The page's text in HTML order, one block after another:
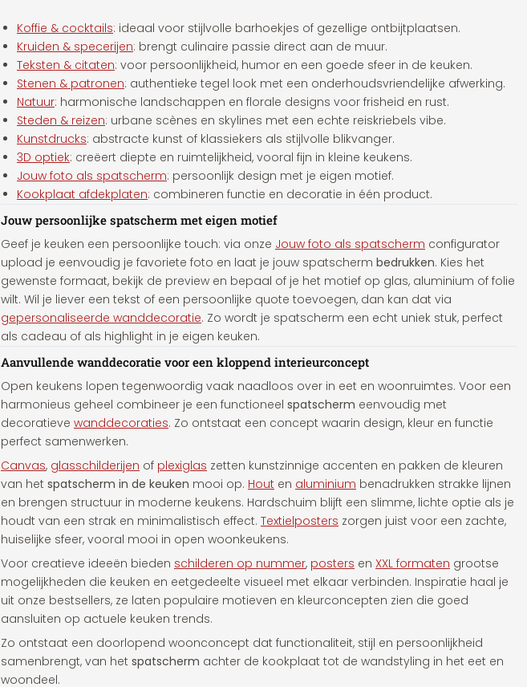
Koffie & cocktails: ideaal voor stijlvolle barhoekjes of gezellige ontbijtplaatsen.
Kruiden & specerijen: brengt culinaire passie direct aan de muur.
Teksten & citaten: voor persoonlijkheid, humor en een goede sfeer in de keuken.
Stenen & patronen: authentieke tegel look met een onderhoudsvriendelijke afwerking.
Natuur: harmonische landschappen en florale designs voor frisheid en rust.
Steden & reizen: urbane scènes en skylines met een echte reiskriebels vibe.
Kunstdrucks: abstracte kunst of klassiekers als stijlvolle blikvanger.
3D optiek: creëert diepte en ruimtelijkheid, vooral fijn in kleine keukens.
Jouw foto als spatscherm: persoonlijk design met je eigen motief.
Kookplaat afdekplaten: combineren functie en decoratie in één product.
Jouw persoonlijke spatscherm met eigen motief
Geef je keuken een persoonlijke touch: via onze Jouw foto als spatscherm configurator
upload je eenvoudig je favoriete foto en laat je jouw spatscherm bedrukken. Kies het
gewenste formaat, bekijk de preview en bepaal of je het motief op glas, aluminium of folie
wilt. Wil je liever een tekst of een persoonlijke quote toevoegen, dan kan dat via
gepersonaliseerde wanddecoratie. Zo wordt je spatscherm een echt uniek stuk, perfect
als cadeau of als highlight in je eigen keuken.
Aanvullende wanddecoratie voor een kloppend interieurconcept
Open keukens lopen tegenwoordig vaak naadloos over in eet en woonruimtes. Voor een
harmonieus geheel combineer je een functioneel spatscherm eenvoudig met
decoratieve wanddecoraties. Zo ontstaat een concept waarin design, kleur en functie
perfect samenwerken.
Canvas, glasschilderijen of plexiglas zetten kunstzinnige accenten en pakken de kleuren
van het spatscherm in de keuken mooi op. Hout en aluminium benadrukken strakke lijnen
en brengen structuur in moderne keukens. Hardschuim blijft een slimme, lichte optie als je
houdt van een strak en minimalistisch effect. Textielposters zorgen juist voor een zachte,
huiselijke sfeer, vooral mooi in open woonkeukens.
Voor creatieve ideeën bieden schilderen op nummer, posters en XXL formaten grootse
mogelijkheden die keuken en eetgedeelte visueel met elkaar verbinden. Inspiratie haal je
uit onze bestsellers, ze laten populaire motieven en kleurconcepten zien die goed
aansluiten op actuele keuken trends.
Zo ontstaat een doorlopend woonconcept dat functionaliteit, stijl en persoonlijkheid
samenbrengt, van het spatscherm achter de kookplaat tot de wandstyling in het eet en
woondeel.